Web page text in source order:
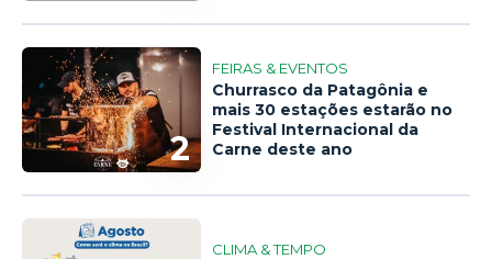
2
FEIRAS & EVENTOS
Churrasco da Patagônia e
mais 30 estações estarão no
Festival Internacional da
Carne deste ano
CLIMA & TEMPO